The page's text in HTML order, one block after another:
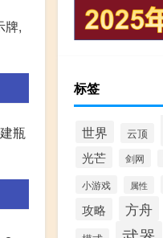
牌,
瓶
标签
世界 云顶
光芒 剑网
小游戏 属性
攻略 方舟